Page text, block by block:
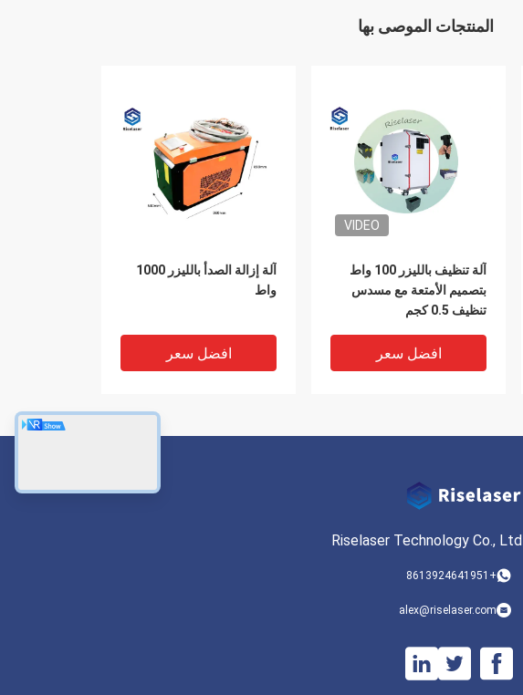
المنتجات الموصى بها
آلة إزالة الصدأ بالليزر 1000
واط
افضل سعر
VIDEO
آلة تنظيف بالليزر 100 واط
بتصميم الأمتعة مع مسدس
تنظيف 0.5 كجم
افضل سعر
منظف ليزر
Riselaser Technology Co., Ltd
+8613924641951
alex@riselaser.com